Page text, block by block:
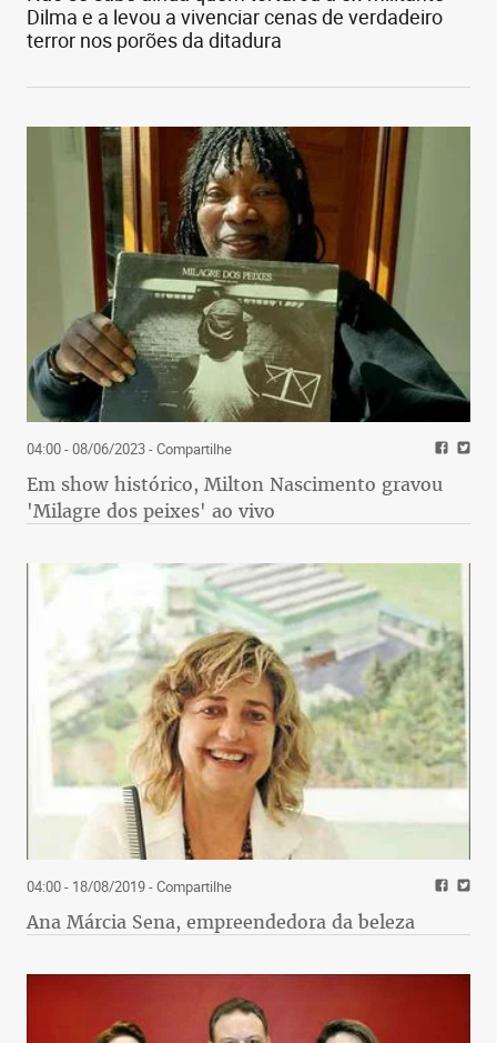
Dilma e a levou a vivenciar cenas de verdadeiro
terror nos porões da ditadura
04:00 - 08/06/2023- Compartilhe
Em show histórico, Milton Nascimento gravou
'Milagre dos peixes' ao vivo
04:00 - 18/08/2019- Compartilhe
Ana Márcia Sena, empreendedora da beleza